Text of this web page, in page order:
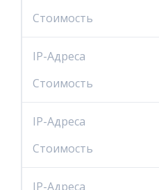
Стоимость
IP-Адреса
Стоимость
IP-Адреса
Стоимость
IP-Адреса